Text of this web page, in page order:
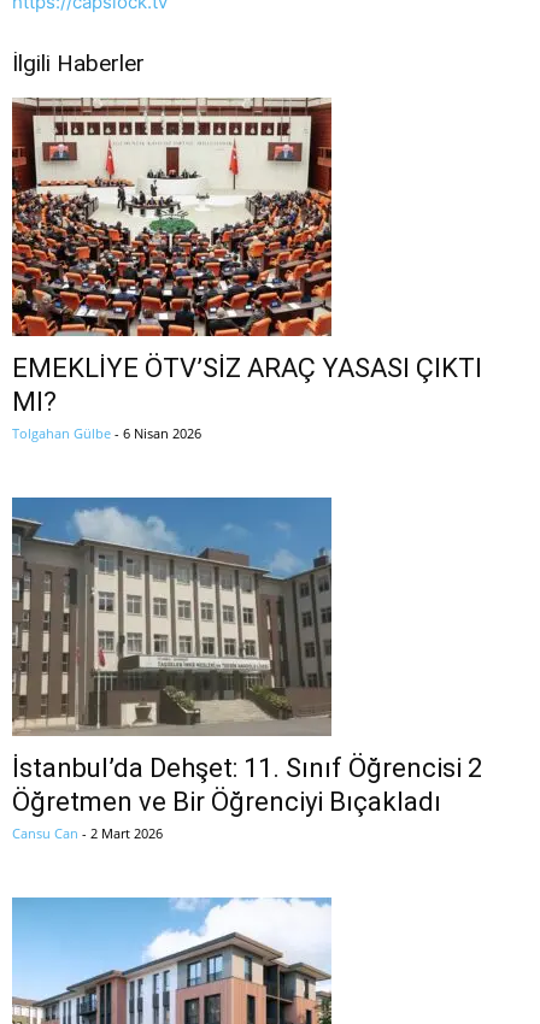
İlgili Haberler
EMEKLİYE ÖTV’SİZ ARAÇ YASASI ÇIKTI
MI?
Tolgahan Gülbe - 6 Nisan 2026
İstanbul’da Dehşet: 11. Sınıf Öğrencisi 2
Öğretmen ve Bir Öğrenciyi Bıçakladı
Cansu Can - 2 Mart 2026